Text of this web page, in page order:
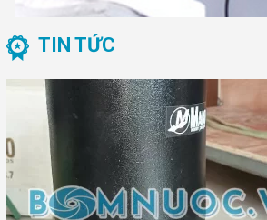
TIN TỨC